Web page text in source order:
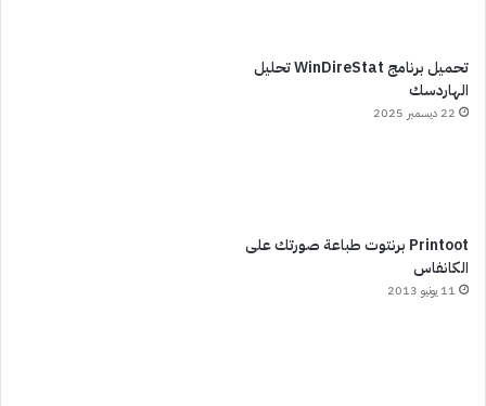
تحميل برنامج WinDireStat تحليل
الهاردسك
22 ديسمبر 2025
Printoot برنتوت طباعة صورتك على
الكانفاس
11 يونيو 2013